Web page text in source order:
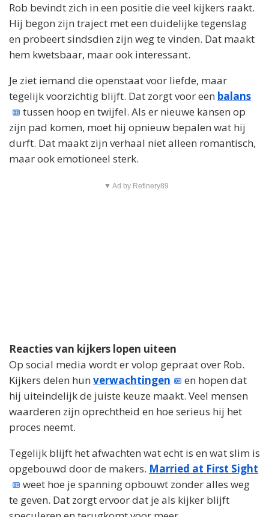
Rob bevindt zich in een positie die veel kijkers raakt.
Hij begon zijn traject met een duidelijke tegenslag
en probeert sindsdien zijn weg te vinden. Dat maakt
hem kwetsbaar, maar ook interessant.
Je ziet iemand die openstaat voor liefde, maar
tegelijk voorzichtig blijft. Dat zorgt voor een balans
tussen hoop en twijfel. Als er nieuwe kansen op
zijn pad komen, moet hij opnieuw bepalen wat hij
durft. Dat maakt zijn verhaal niet alleen romantisch,
maar ook emotioneel sterk.
▼ Ad by Refinery89
Reacties van kijkers lopen uiteen
Op social media wordt er volop gepraat over Rob.
Kijkers delen hun verwachtingen
en hopen dat
hij uiteindelijk de juiste keuze maakt. Veel mensen
waarderen zijn oprechtheid en hoe serieus hij het
proces neemt.
Tegelijk blijft het afwachten wat echt is en wat slim is
opgebouwd door de makers. Married at First Sight
weet hoe je spanning opbouwt zonder alles weg
te geven. Dat zorgt ervoor dat je als kijker blijft